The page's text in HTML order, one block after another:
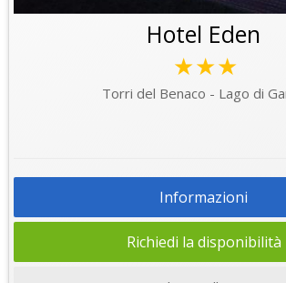
Hotel Eden
★★★
Torri del Benaco - Lago di
Informazioni
Richiedi la disponibilità